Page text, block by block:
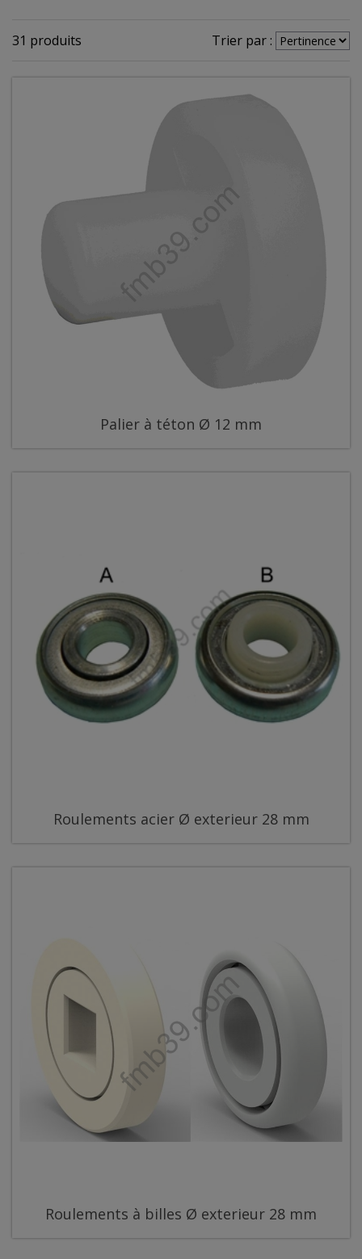
31 produits Trier par :
Palier à téton Ø 12 mm
Roulements acier Ø exterieur 28 mm
Roulements à billes Ø exterieur 28 mm